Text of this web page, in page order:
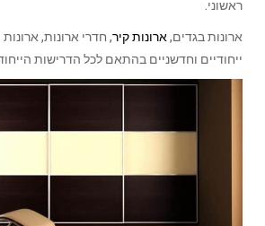
ראשוני.
ארונות בגדים,ארונות קיר, חדרי ארונות,
ייחודיים וחדשניים בהתאם לכל הדרישות